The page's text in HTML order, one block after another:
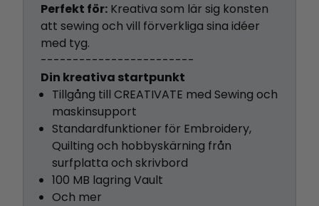
Perfekt för: Kreativa som lär sig konsten
att sewing och vill förverkliga sina idéer
med tyg.
------------------------
Din kreativa startpunkt
Tillgång till CREATIVATE med Sewing och
maskinsupport
Standardfunktioner för Embroidery,
Quilting och hobbyskärning från
surfplatta och skrivbord
100 MB lagring Vault
Och mer